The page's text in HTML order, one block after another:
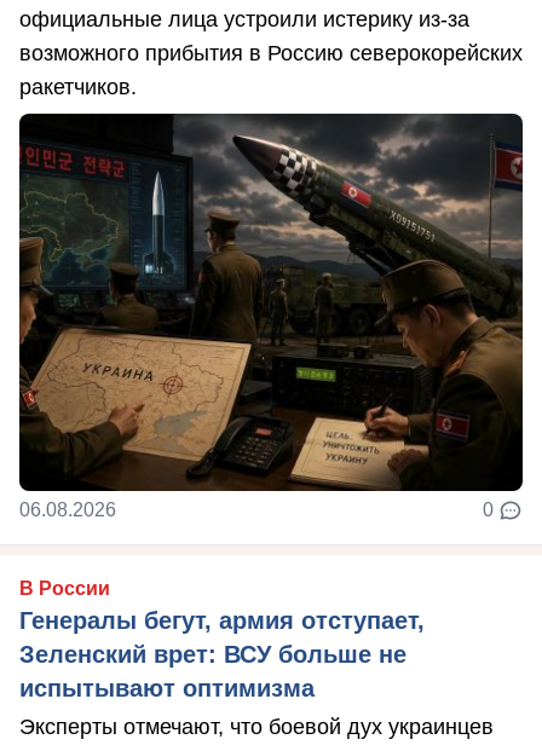
официальные лица устроили истерику из-за
возможного прибытия в Россию северокорейских
ракетчиков.
06.08.2026 0
В России
Генералы бегут, армия отступает,
Зеленский врет: ВСУ больше не
испытывают оптимизма
Эксперты отмечают, что боевой дух украинцев